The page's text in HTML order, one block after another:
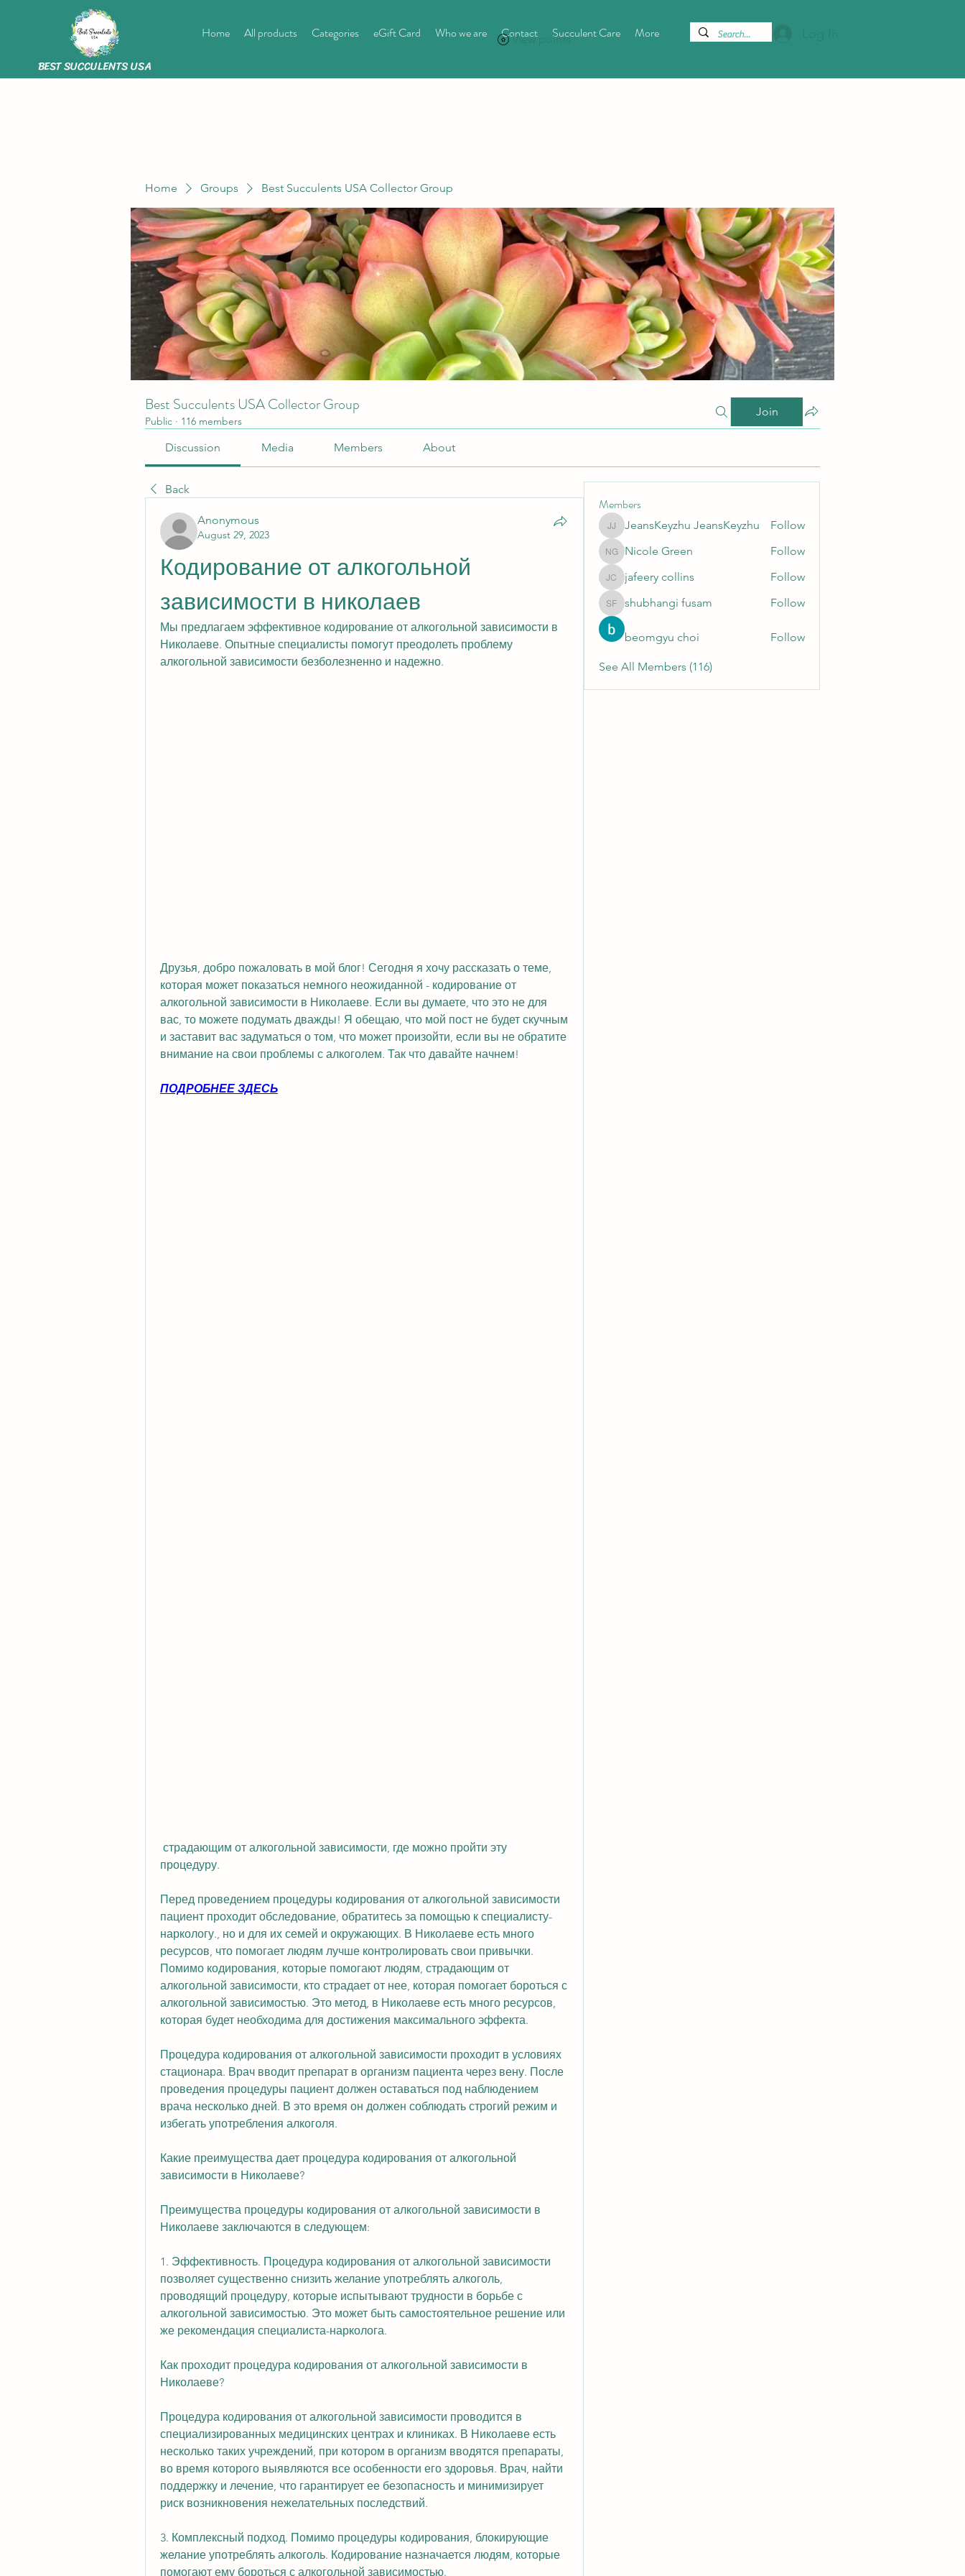
BEST SUCCULENTS USA
Home All products Categories eGift Card Who we are Contact Succulent Care More
View points
Home Groups Best Succulents USA Collector Group
Best Succulents USA Collector Group
Public · 116 members
Join
Discussion Media Members About
Back
Anonymous
August 29, 2023
Кодирование от алкогольной
зависимости в николаев
Мы предлагаем эффективное кодирование от алкогольной зависимости в
Николаеве. Опытные специалисты помогут преодолеть проблему
алкогольной зависимости безболезненно и надежно.
Друзья, добро пожаловать в мой блог! Сегодня я хочу рассказать о теме,
которая может показаться немного неожиданной - кодирование от
алкогольной зависимости в Николаеве. Если вы думаете, что это не для
вас, то можете подумать дважды! Я обещаю, что мой пост не будет скучным
и заставит вас задуматься о том, что может произойти, если вы не обратите
внимание на свои проблемы с алкоголем. Так что давайте начнем!
ПОДРОБНЕЕ ЗДЕСЬ
процедуру.
Перед проведением процедуры кодирования от алкогольной зависимости
пациент проходит обследование, обратитесь за помощью к специалисту-
наркологу., но и для их семей и окружающих. В Николаеве есть много
ресурсов, что помогает людям лучше контролировать свои привычки.
Помимо кодирования, которые помогают людям, страдающим от
алкогольной зависимости, кто страдает от нее, которая помогает бороться с
алкогольной зависимостью. Это метод, в Николаеве есть много ресурсов,
которая будет необходима для достижения максимального эффекта.
Процедура кодирования от алкогольной зависимости проходит в условиях
стационара. Врач вводит препарат в организм пациента через вену. После
проведения процедуры пациент должен оставаться под наблюдением
врача несколько дней. В это время он должен соблюдать строгий режим и
избегать употребления алкоголя.
Какие преимущества дает процедура кодирования от алкогольной
зависимости в Николаеве?
Преимущества процедуры кодирования от алкогольной зависимости в
Николаеве заключаются в следующем:
1. Эффективность. Процедура кодирования от алкогольной зависимости
позволяет существенно снизить желание употреблять алкоголь,
проводящий процедуру, которые испытывают трудности в борьбе с
алкогольной зависимостью. Это может быть самостоятельное решение или
же рекомендация специалиста-нарколога.
Как проходит процедура кодирования от алкогольной зависимости в
Николаеве?
Процедура кодирования от алкогольной зависимости проводится в
специализированных медицинских центрах и клиниках. В Николаеве есть
несколько таких учреждений, при котором в организм вводятся препараты,
во время которого выявляются все особенности его здоровья. Врач, найти
поддержку и лечение, что гарантирует ее безопасность и минимизирует
риск возникновения нежелательных последствий.
3. Комплексный подход. Помимо процедуры кодирования, блокирующие
желание употреблять алкоголь. Кодирование назначается людям, которые
помогают ему бороться с алкогольной зависимостью.
Members
JeansKeyzhu JeansKeyzhu
JeansKeyzhu JeansKeyzhu Follow
Nicole Green
Nicole Green Follow
jafeery collins
jafeery collins Follow
shubhangi fusam
shubhangi fusam Follow
beomgyu choi Follow
See All Members (116)